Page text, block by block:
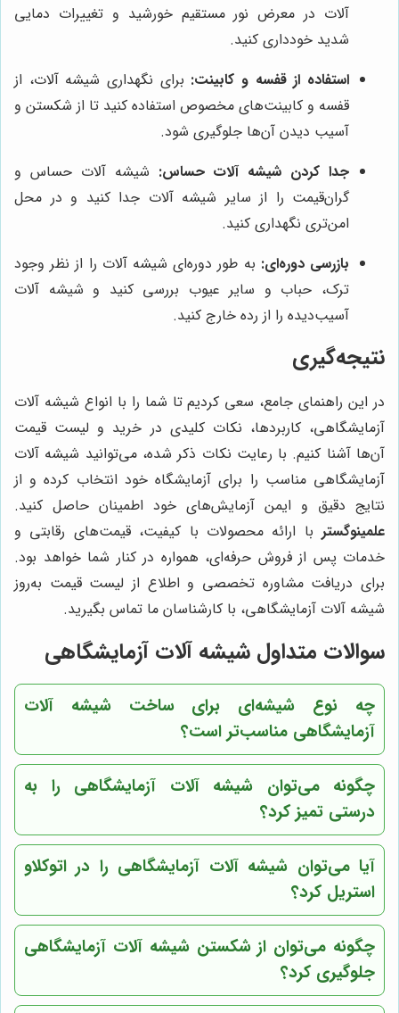
آلات در معرض نور مستقیم خورشید و تغییرات دمایی
شدید خودداری کنید.
استفاده از قفسه و کابینت: برای نگهداری شیشه آلات، از
قفسه و کابینت‌های مخصوص استفاده کنید تا از شکستن و
آسیب دیدن آن‌ها جلوگیری شود.
جدا کردن شیشه آلات حساس: شیشه آلات حساس و
گران‌قیمت را از سایر شیشه آلات جدا کنید و در محل
امن‌تری نگهداری کنید.
بازرسی دوره‌ای: به طور دوره‌ای شیشه آلات را از نظر وجود
ترک، حباب و سایر عیوب بررسی کنید و شیشه آلات
آسیب‌دیده را از رده خارج کنید.
نتیجه‌گیری
در این راهنمای جامع، سعی کردیم تا شما را با انواع شیشه آلات
آزمایشگاهی، کاربردها، نکات کلیدی در خرید و لیست قیمت
آن‌ها آشنا کنیم. با رعایت نکات ذکر شده، می‌توانید شیشه آلات
آزمایشگاهی مناسب را برای آزمایشگاه خود انتخاب کرده و از
نتایج دقیق و ایمن آزمایش‌های خود اطمینان حاصل کنید.
علمینوگستر با ارائه محصولات با کیفیت، قیمت‌های رقابتی و
خدمات پس از فروش حرفه‌ای، همواره در کنار شما خواهد بود.
برای دریافت مشاوره تخصصی و اطلاع از لیست قیمت به‌روز
شیشه آلات آزمایشگاهی، با کارشناسان ما تماس بگیرید.
سوالات متداول شیشه آلات آزمایشگاهی
چه نوع شیشه‌ای برای ساخت شیشه آلات
آزمایشگاهی مناسب‌تر است؟
چگونه می‌توان شیشه آلات آزمایشگاهی را به
درستی تمیز کرد؟
آیا می‌توان شیشه آلات آزمایشگاهی را در اتوکلاو
استریل کرد؟
چگونه می‌توان از شکستن شیشه آلات آزمایشگاهی
جلوگیری کرد؟